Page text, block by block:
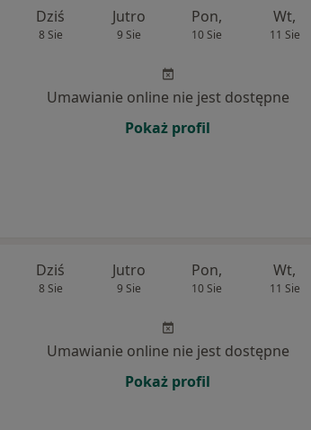
Dziś
8 Sie
Jutro
9 Sie
Pon,
10 Sie
Wt,
11 Sie
Umawianie online nie jest dostępne
Pokaż profil
Dziś
8 Sie
Jutro
9 Sie
Pon,
10 Sie
Wt,
11 Sie
Umawianie online nie jest dostępne
Pokaż profil